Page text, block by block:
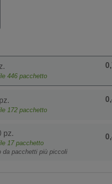
446 pacchetto
172 pacchetto
pz.
17 pacchetto
da pacchetti più piccoli